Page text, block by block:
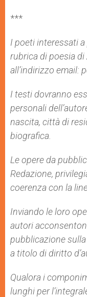
***
I poeti interessati
rubrica di poesia di
all’indirizzo email:
I testi dovranno
personali
nascita, città di
biografica.
Le opere da
Redazione,
coerenza con la
Inviando le loro
autori
pubblicazione
a titolo di diritto
Qualora i
lunghi per